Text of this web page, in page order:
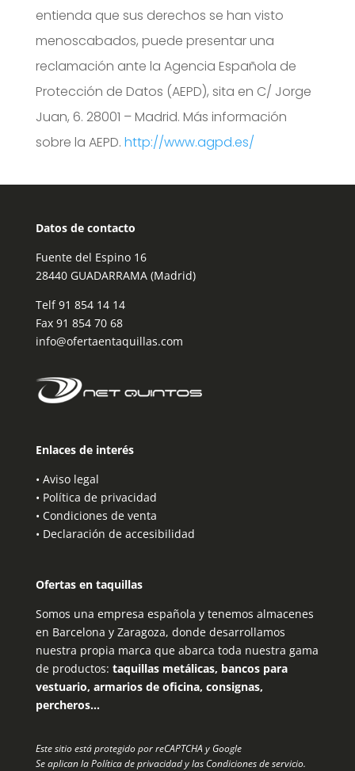
entienda que sus derechos se han visto
menoscabados, puede presentar una
reclamación ante la Agencia Española de
Protección de Datos (AEPD), sita en C/ Jorge
Juan, 6. 28001 – Madrid. Más información
sobre la AEPD. http://www.agpd.es/
Datos de contacto
Fuente del Espino 16
28440 GUADARRAMA (Madrid)
Telf91 854 14 14
Fax 91 854 70 68
info@ofertaentaquillas.com
Enlaces de interés
• Aviso legal
• Política de privacidad
• Condiciones de venta
• Declaración de accesibilidad
Ofertas en taquillas
Somos una empresa española y tenemos almacenes
en Barcelona y Zaragoza, donde desarrollamos
nuestra propia marca que abarca toda nuestra gama
de productos: taquillas metálicas, bancos para
vestuario, armarios de oficina, consignas,
percheros…
Este sitio está protegido por reCAPTCHA y Google
Se aplican laPolítica de privacidady las Condiciones de servicio.